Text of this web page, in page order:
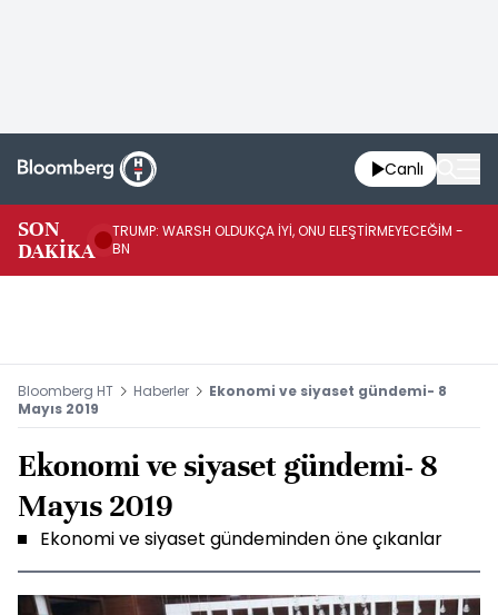
Canlı
SON
DAKİKA
TRUMP: WARSH OLDUKÇA İYİ, ONU ELEŞTİRMEYECEĞİM -
BN
Bloomberg HT Haberler
Ekonomi ve siyaset gündemi- 8
Mayıs 2019
Ekonomi ve siyaset gündemi- 8
Mayıs 2019
Ekonomi ve siyaset gündeminden öne çıkanlar